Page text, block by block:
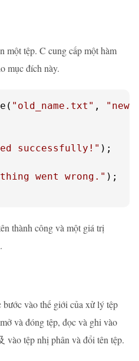
một tệp. C cung cấp một hàm
mục đích này.
"old_name.txt" ,
successfully!" );
went wrong." );
thành công và một giá trị
vào thế giới của xử lý tệp
và đóng tệp, đọc và ghi vào
vào tệp nhị phân và đổi tên tệp.